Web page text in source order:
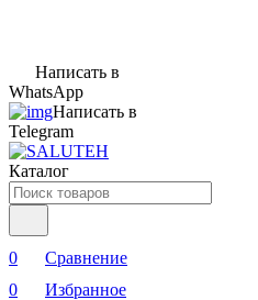
Написать в
WhatsApp
Написать в
Telegram
Каталог
0
Сравнение
0
Избранное